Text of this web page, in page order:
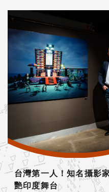
台灣第一人！知名攝影
艷印度舞台